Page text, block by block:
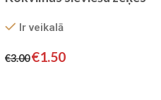
Ir veikalā
€3.00€1.50